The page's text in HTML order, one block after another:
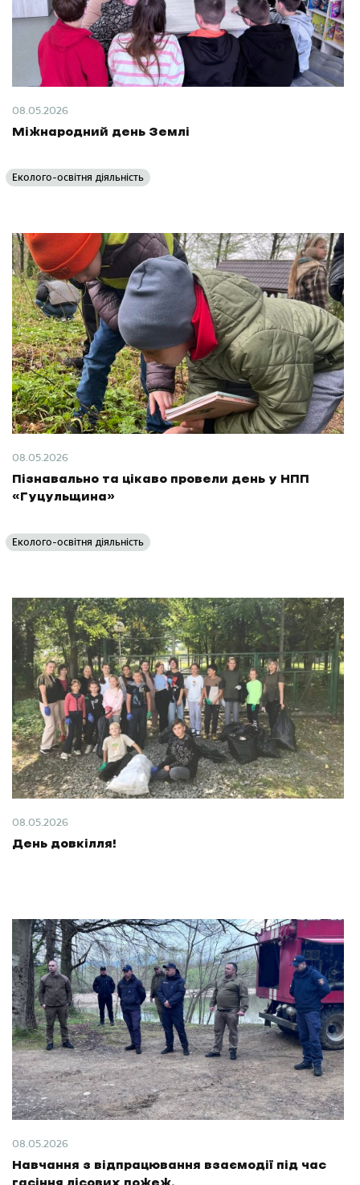
08.05.2026
Міжнародний день Землі
Еколого-освітня діяльність
08.05.2026
Пізнавально та цікаво провели день у НПП
«Гуцульщина»
Еколого-освітня діяльність
08.05.2026
День довкілля!
08.05.2026
Навчання з відпрацювання взаємодії під час